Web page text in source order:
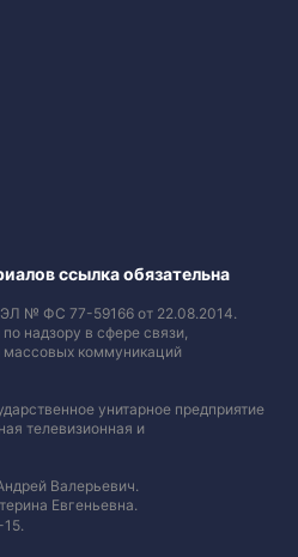
ссылка обязательна
ЭЛ № ФС 77-59166 от 22.08.2014.
надзору в сфере связи,
массовых коммуникаций
унитарное предприятие
телевизионная и
Валерьевич.
Евгеньевна.